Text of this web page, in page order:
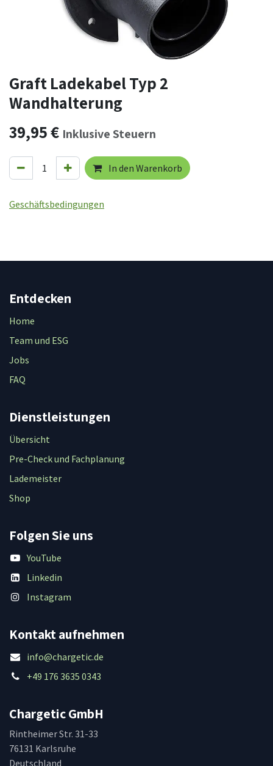
Graft Ladekabel Typ 2
Wandhalterung
39,95€ Inklusive Steuern
In den Warenkorb
Geschäftsbedingungen
Entdecken
Home
Team und ESG
Jobs
FAQ
Dienstleistungen
Übersicht
Pre-Check und Fachplanung
Lademeister
Shop
Folgen Sie uns
YouTube
Linkedin
Instagram
Kontakt aufnehmen
info@chargetic.de
+49 176 3635 0343
Chargetic GmbH
Rintheimer Str. 31-33
76131 Karlsruhe
Deutschland